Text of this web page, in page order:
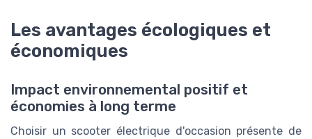
Les avantages écologiques et
économiques
Impact environnemental positif et
économies à long terme
Choisir un scooter électrique d'occasion présente de